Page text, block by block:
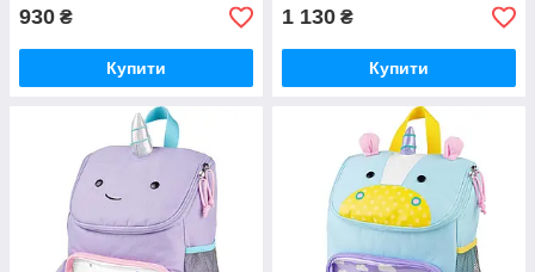
930 ₴
Купити
1 130 ₴
Купити